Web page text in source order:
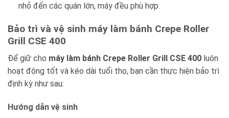
nhỏ đến các quán lớn, máy đều phù hợp.
Bảo trì và vệ sinh máy làm bánh Crepe Roller
Grill CSE 400
Để giữ cho máy làm bánh Crepe Roller Grill CSE 400 luôn
hoạt động tốt và kéo dài tuổi thọ, bạn cần thực hiện bảo trì
định kỳ như sau:
Hướng dẫn vệ sinh